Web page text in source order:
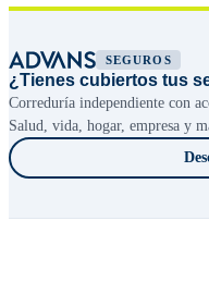
SEGUROS
¿Tienes cubiertos tus
Correduría independiente con
Salud, vida, hogar, empresa y